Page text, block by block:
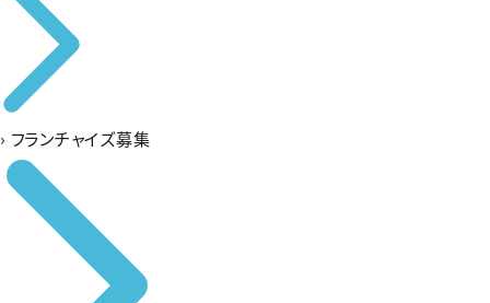
› フランチャイズ募集